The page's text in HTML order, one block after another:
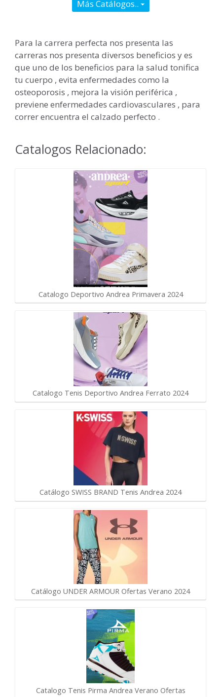
Más Catálogos..
Para la carrera perfecta nos presenta las
carreras nos presenta diversos beneficios y es
que uno de los beneficios para la salud tonifica
tu cuerpo , evita enfermedades como la
osteoporosis , mejora la visión periférica ,
previene enfermedades cardiovasculares , para
correr encuentra el calzado perfecto .
Catalogos Relacionado:
Catalogo Deportivo Andrea Primavera 2024
Catalogo Tenis Deportivo Andrea Ferrato 2024
Catálogo SWISS BRAND Tenis Andrea 2024
Catálogo UNDER ARMOUR Ofertas Verano 2024
Catalogo Tenis Pirma Andrea Verano Ofertas